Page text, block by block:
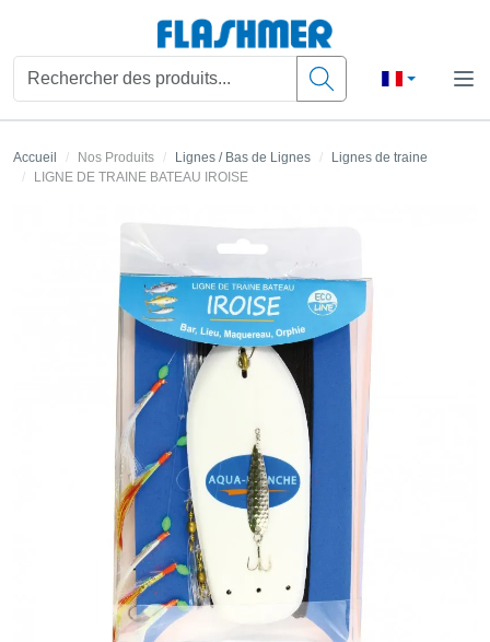
Accueil Nos Produits Lignes / Bas de Lignes
Lignes de traine
LIGNE DE TRAINE BATEAU IROISE